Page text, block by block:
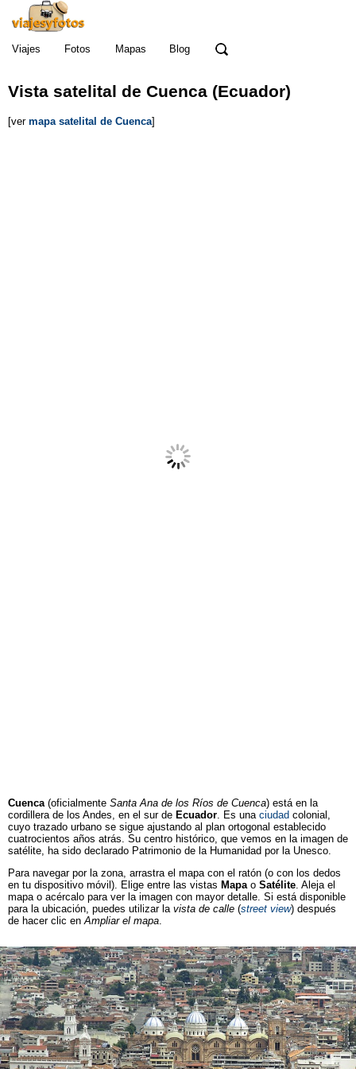
Viajes Fotos Mapas Blog
Vista satelital de Cuenca (Ecuador)
[ver mapa satelital de Cuenca]
Cuenca(oficialmente Santa Ana de los Ríos de Cuenca) está en la
cordillera de los Andes, en el sur de Ecuador. Es una ciudad colonial,
cuyo trazado urbano se sigue ajustando al plan ortogonal establecido
cuatrocientos años atrás. Su centro histórico, que vemos en la imagen de
satélite, ha sido declarado Patrimonio de la Humanidad por la Unesco.
Para navegar por la zona, arrastra el mapa con el ratón (o con los dedos
en tu dispositivo móvil). Elige entre las vistas Mapao Satélite. Aleja el
mapa o acércalo para ver la imagen con mayor detalle. Si está disponible
para la ubicación, puedes utilizar la vista de calle (street view) después
de hacer clic enAmpliar el mapa.